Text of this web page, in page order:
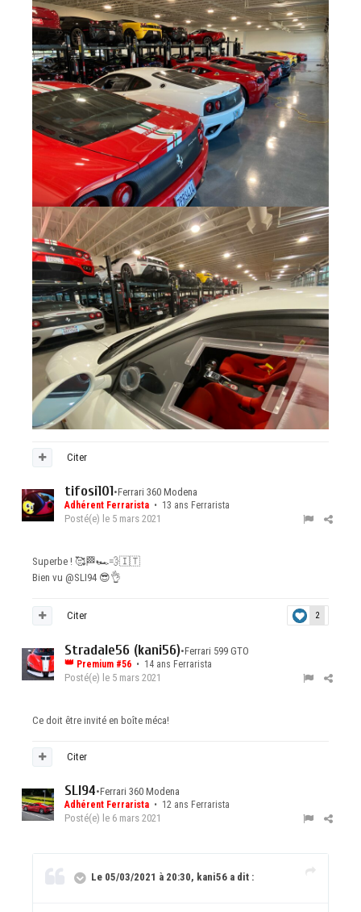
Citer
tifosi101•Ferrari 360 Modena
Adhérent Ferrarista • 13 ans Ferrarista
Posté(e) le 5 mars 2021
Superbe ! 🥰🏁🏎️💨🇮🇹
Bien vu @SLI94 😎👌
2
Citer
Stradale56 (kani56)•Ferrari 599 GTO
👑 Premium #56 • 14 ans Ferrarista
Posté(e) le 5 mars 2021
Ce doit être invité en boîte méca!
Citer
SLI94•Ferrari 360 Modena
Adhérent Ferrarista • 12 ans Ferrarista
Posté(e) le 6 mars 2021
Le 05/03/2021 à 20:30, kani56 a dit :